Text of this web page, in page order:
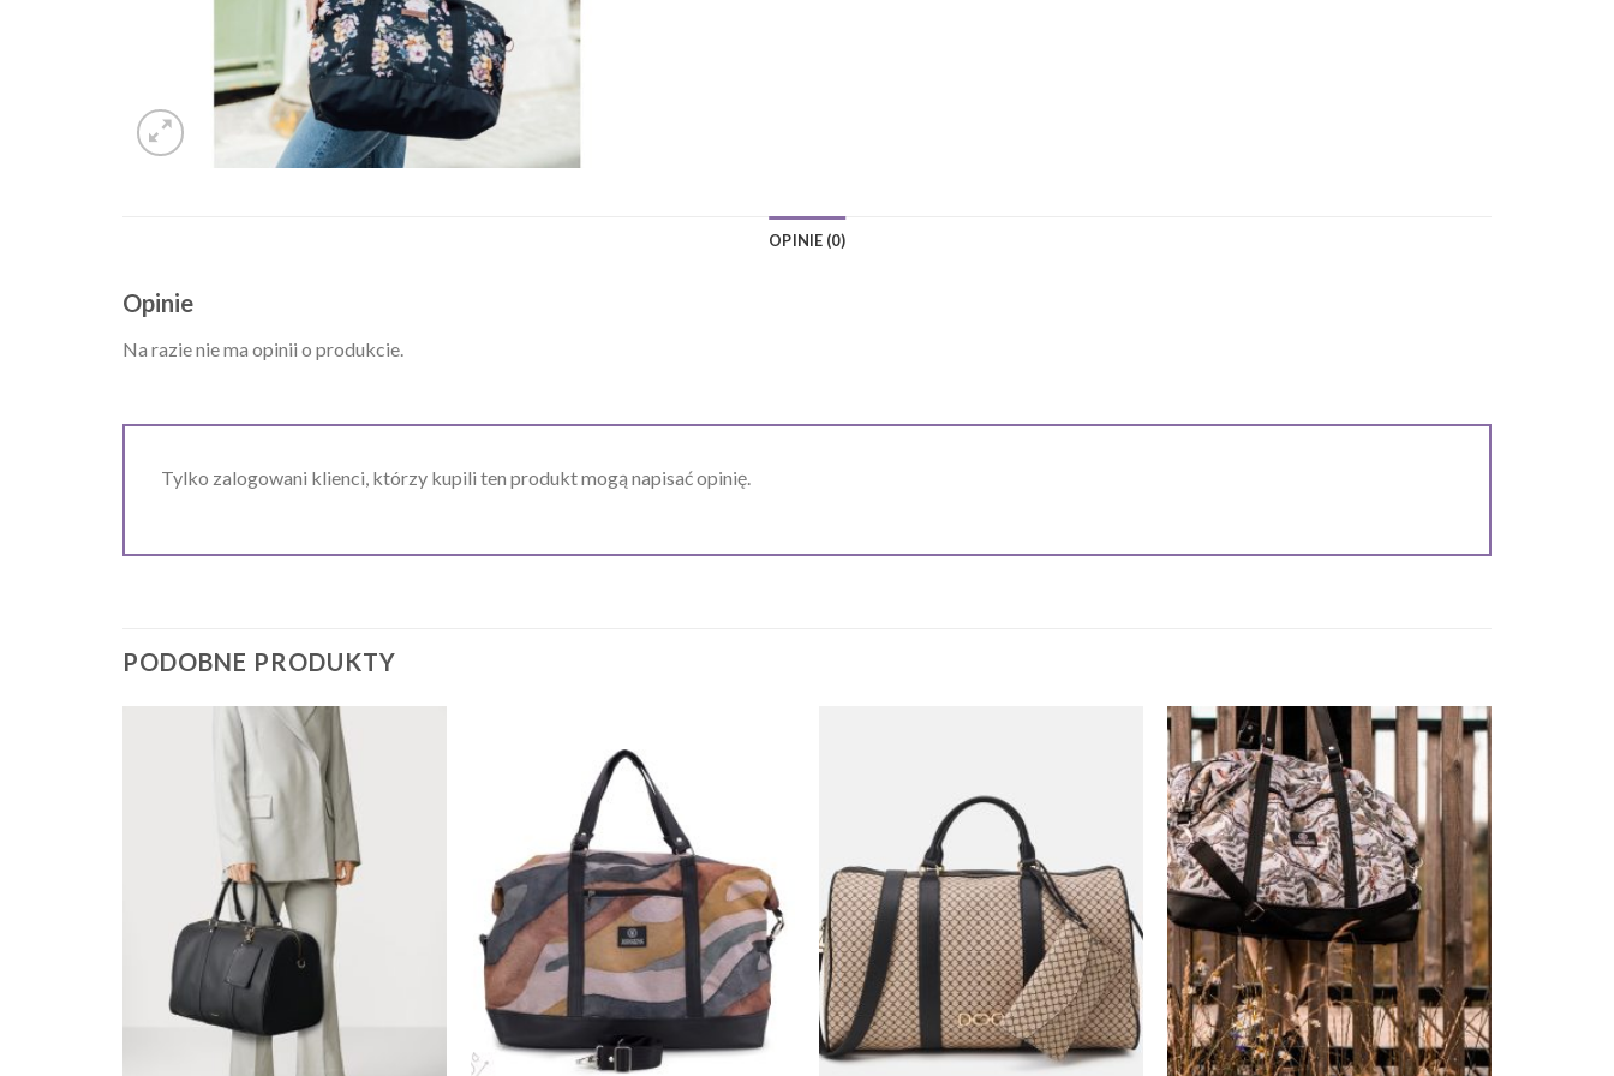
OPINIE (0)
Opinie
Na razie nie ma opinii o produkcie.
Tylko zalogowani klienci, którzy kupili ten produkt mogą napisać opinię.
PODOBNE PRODUKTY